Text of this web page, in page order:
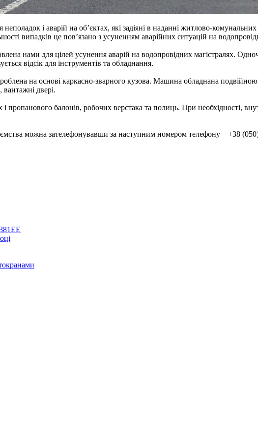
і аварій на об’єктах, які задіяні в наданні житлово-
випадків це пов’язано з усуненням аварійних ситуацій на
нами для цілей усунення аварій на водопровідних магістралях.
відсік для інструментів та обладнання.
на основі каркасно-зварного кузова. Машина обладнана
вантажні двері.
балонів, робочих верстака та полиць. При необхідності,
можна зателефонувавши за наступним номером телефону – +38